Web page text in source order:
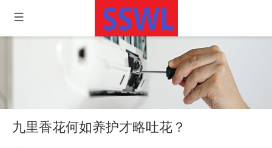
九里香花何如养护才略吐花？